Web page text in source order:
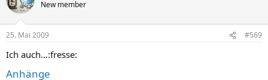
New member
25. Mai 2009 #569
Ich auch...:fresse:
Anhänge